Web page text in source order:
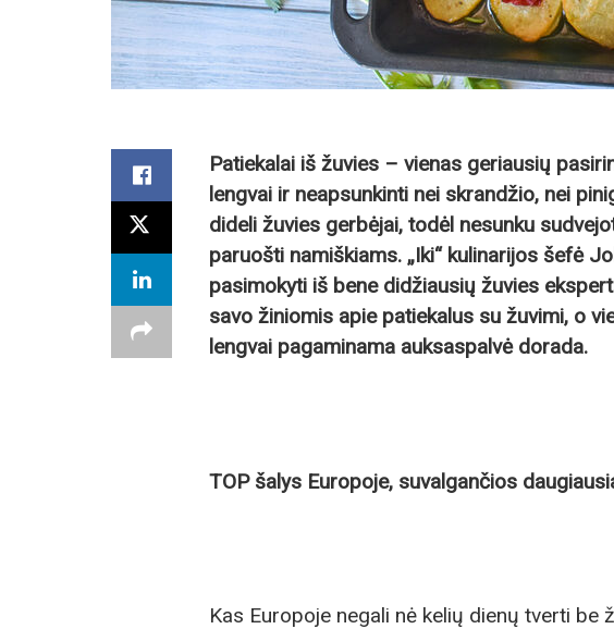
Patiekalai iš žuvies – vienas geriausių
lengvai ir neapsunkinti nei skrandžio, nei
dideli žuvies gerbėjai, todėl nesunku
paruošti namiškiams. „Iki“ kulinarijos šefė
pasimokyti iš bene didžiausių žuvies
savo žiniomis apie patiekalus su žuvimi, o
lengvai pagaminama auksaspalvė dorada.
TOP šalys Europoje, suvalgančios
Kas Europoje negali nė kelių dienų tverti be